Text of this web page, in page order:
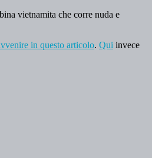
vietnamita che corre nuda e
in questo articolo. Qui invece